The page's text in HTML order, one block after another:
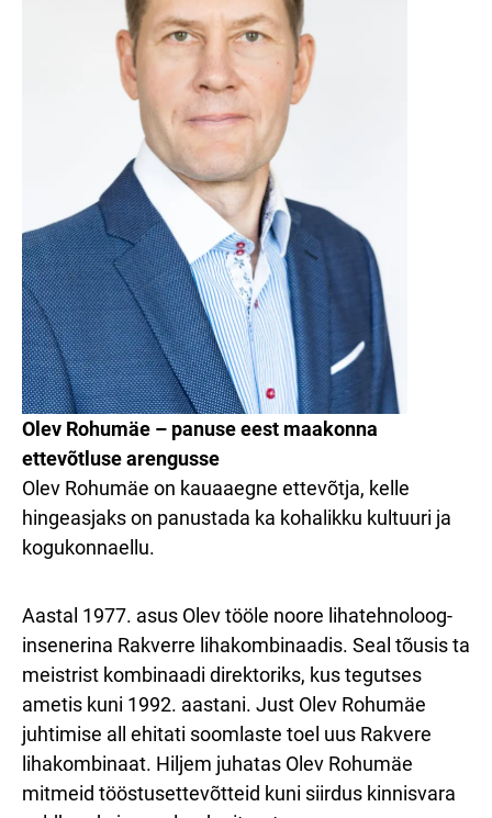
Olev Rohumäe – panuse eest maakonna
ettevõtluse arengusse
Olev Rohumäe on kauaaegne ettevõtja, kelle
hingeasjaks on panustada ka kohalikku kultuuri ja
kogukonnaellu.
Aastal 1977. asus Olev tööle noore lihatehnoloog-
insenerina Rakverre lihakombinaadis. Seal tõusis ta
meistrist kombinaadi direktoriks, kus tegutses
ametis kuni 1992. aastani. Just Olev Rohumäe
juhtimise all ehitati soomlaste toel uus Rakvere
lihakombinaat. Hiljem juhatas Olev Rohumäe
mitmeid tööstusettevõtteid kuni siirdus kinnisvara